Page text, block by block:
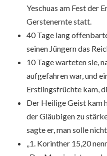
Yeschuas am Fest der
Gerstenernte statt.
40 Tage lang
seinen Jüngern das
10 Tage warteten sie,
aufgefahren war, und
Erstlingsfrüchte kam,
Der Heilige Geist kam
der Gläubigen zu
sagte er, man solle
„1. Korinther 15,20